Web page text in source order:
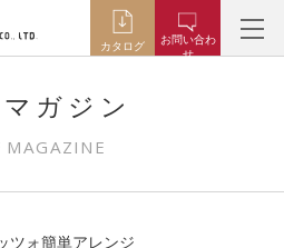
カタログ
お問い合わ
せ
ガジン
MAGAZINE
ツォ簡単アレンジ